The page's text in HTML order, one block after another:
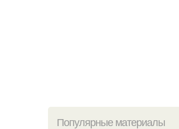
Популярные материалы